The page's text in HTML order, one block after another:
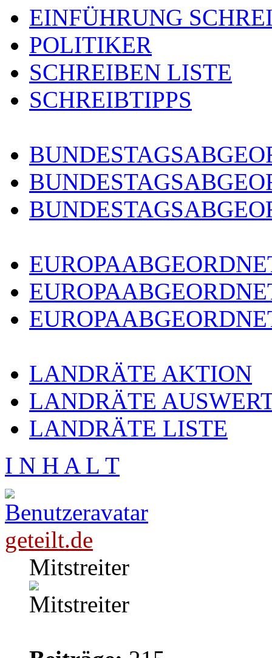
EINFÜHRUNG
POLITIKER
SCHREIBEN LISTE
SCHREIBTIPPS
LANDRÄTE AKTION
LANDRÄTE
LANDRÄTE LISTE
I N H A L T
geteilt.de
Mitstreiter